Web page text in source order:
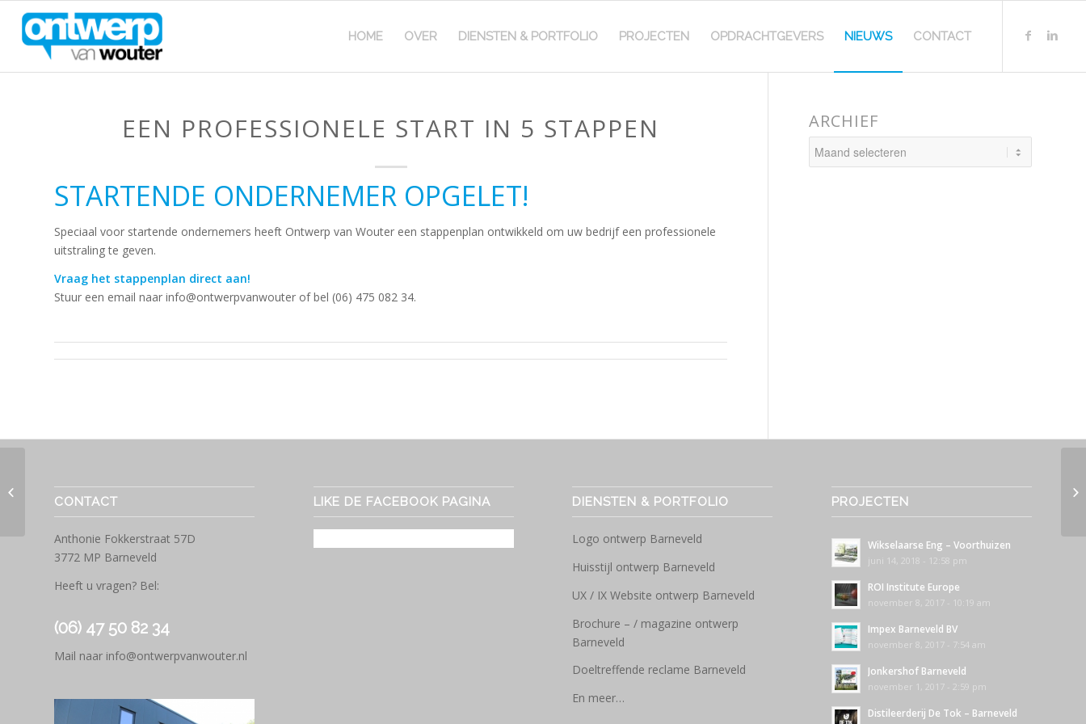
HOME OVER DIENSTEN & PORTFOLIO PROJECTEN OPDRACHTGEVERS NIEUWS CONTACT
EEN PROFESSIONELE START IN 5 STAPPEN
STARTENDE ONDERNEMER OPGELET!
Speciaal voor startende ondernemers heeft Ontwerp van Wouter een stappenplan ontwikkeld om uw bedrijf een professionele
uitstraling te geven.
Vraag het stappenplan direct aan!
Stuur een email naar info@ontwerpvanwouter of bel (06) 475 082 34.
ARCHIEF
CONTACT
Anthonie Fokkerstraat 57D
3772 MP Barneveld
Heeft u vragen? Bel:
(06) 47 50 82 34
Mail naar info@ontwerpvanwouter.nl
LIKE DE FACEBOOK PAGINA DIENSTEN & PORTFOLIO
Logo ontwerp Barneveld
Huisstijl ontwerp Barneveld
UX / IX Website ontwerp Barneveld
Brochure – / magazine ontwerp
Barneveld
Doeltreffende reclame Barneveld
En meer…
PROJECTEN
Wikselaarse Eng – Voorthuizen
juni 14, 2018 - 12:58 pm
ROI Institute Europe
november 8, 2017 - 10:19 am
Impex Barneveld BV
november 8, 2017 - 7:54 am
Jonkershof Barneveld
november 1, 2017 - 2:59 pm
Distileerderij De Tok – Barneveld
Contact met Ontwerp van Wouter